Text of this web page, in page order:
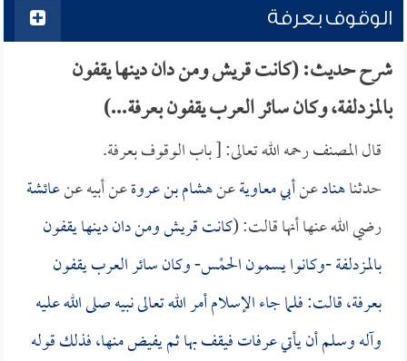
الوقوف بعرفة
شرح حديث: (كانت قريش ومن دان دينها يقفون
بالمزدلفة، وكان سائر العرب يقفون بعرفة...)
قال المصنف رحمه الله تعالى: [ باب الوقوف بعرفة.
حدثناهنادعنأبي معاويةعنهشام بن عروةعن أبيه عنعائشة
رضي الله عنها أنها قالت: (كانت قريش ومن دان دينها يقفون
بالمزدلفة -وكانوا يسمون الحمْس- وكان سائر العرب يقفون
بعرفة، قالت: فلما جاء الإسلام أمر الله تعالى نبيه صلى الله عليه
وآله وسلم أن يأتي عرفات فيقف بها ثم يفيض منها، فذلك قوله